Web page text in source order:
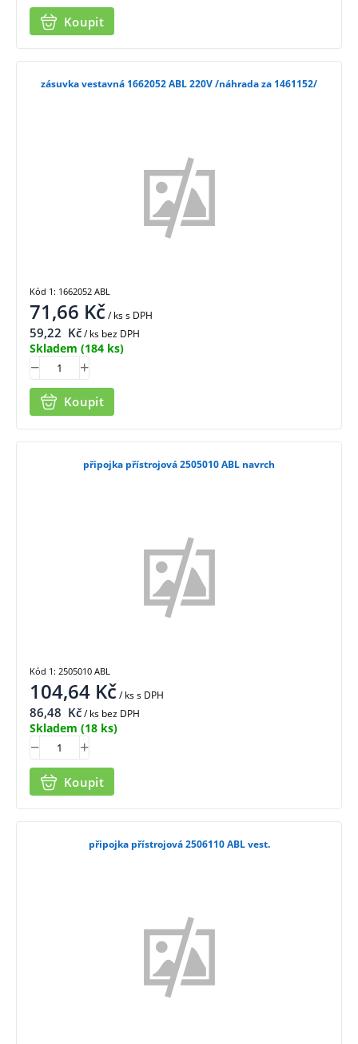
Koupit
zásuvka vestavná 1662052 ABL 220V /náhrada za 1461152/
71,66 Kč/ kss DPH
59,22 Kč/ ks bez DPH
Skladem (184 ks)
Koupit
Kód 1: 1662052 ABL
připojka přístrojová 2505010 ABL navrch
104,64 Kč/ kss DPH
86,48 Kč/ ks bez DPH
Skladem (18 ks)
Koupit
Kód 1: 2505010 ABL
připojka přístrojová 2506110 ABL vest.